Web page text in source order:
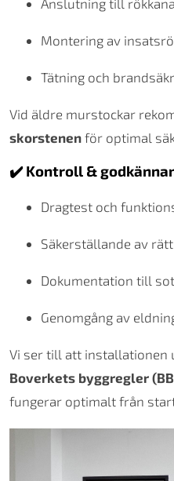
Anslutning till
Montering av
Tätning och
Vid äldre murstockar
skorstenen för optimal
✔️ Kontroll &
Dragtest och
Säkerställande av
Dokumentation till
Genomgång av
Vi ser till att installationen
Boverkets byggregler
fungerar optimalt från